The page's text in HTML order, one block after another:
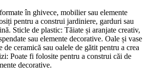
în ghivece, mobilier sau elemente
pentru a construi jardiniere, garduri sau
Sticle de plastic: Tăiate și aranjate creativ,
sau elemente decorative. Oale și vase
de ceramică sau oalele de gătit pentru a crea
Poate fi folosite pentru a construi căi de
decorative.